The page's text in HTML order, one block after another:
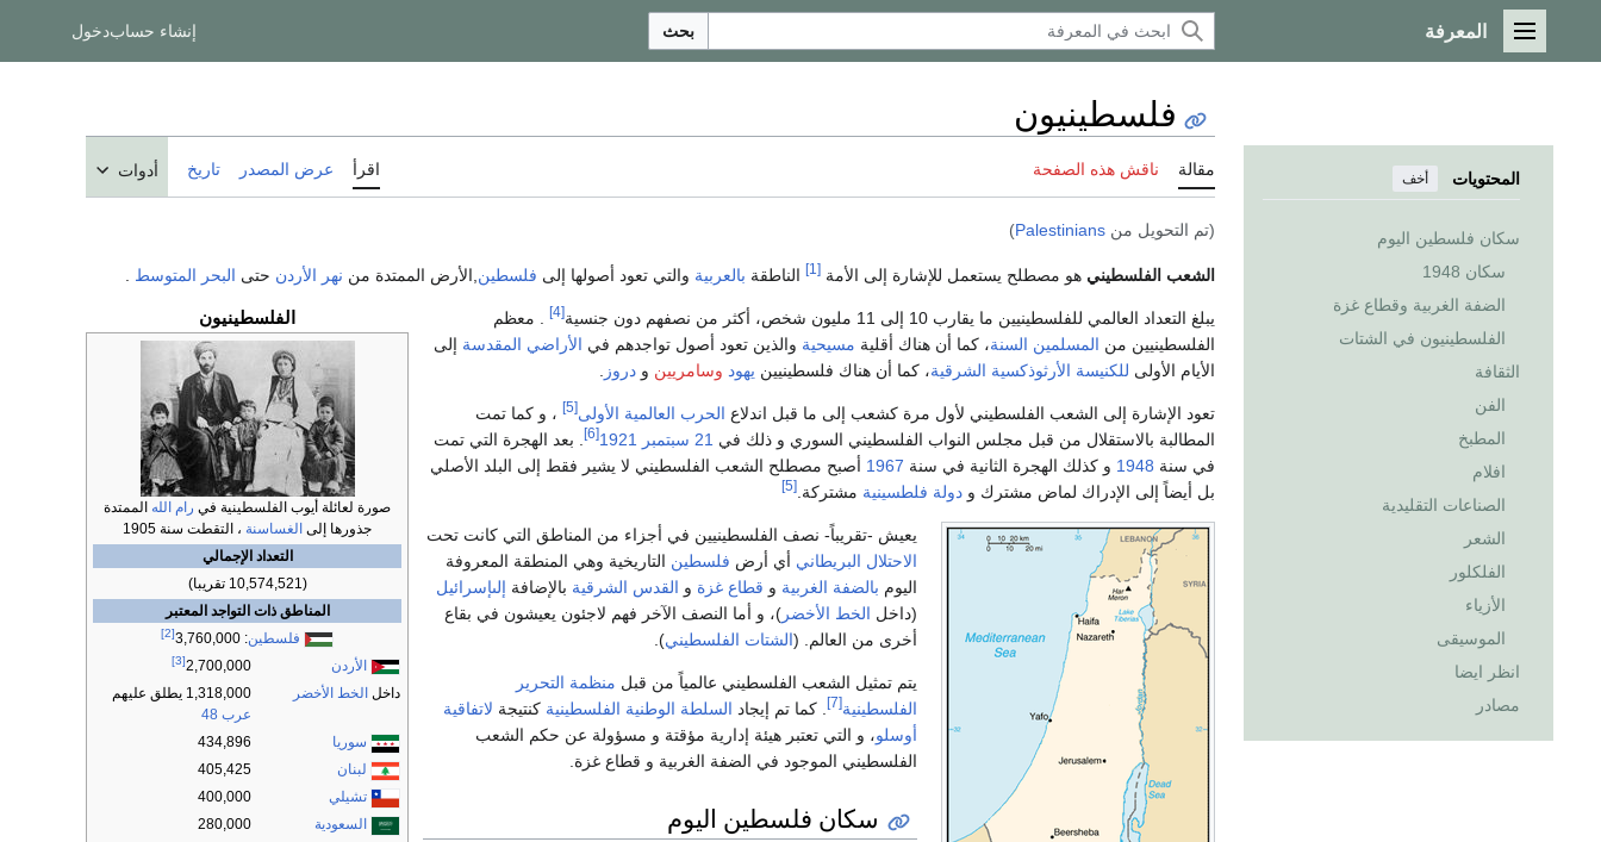
القائمة الرئيسية
المعرفة بحث إنشاء حسابدخول
المحتويات أخف
سكان فلسطين اليوم
سكان 1948
الضفة الغربية وقطاع غزة
الفلسطينيون في الشتات
الثقافة
الفن
المطبخ
افلام
الصناعات التقليدية
الشعر
الفلكلور
الأزياء
الموسيقى
انظر ايضا
مصادر
فلسطينيون
مقالة ناقش هذه الصفحة اقرأ عرض المصدر تاريخ أدوات
(تم التحويل من Palestinians
)
الشعب الفلسطيني هو مصطلح يستعمل للإشارة إلى الأمة [1] الناطقة بالعربية والتي تعود أصولها إلى فلسطين ,الأرض الممتدة من نهر الأردن حتى البحر المتوسط
الفلسطينيون
صورة لعائلة أيوب الفلسطينية في رام الله الممتدة
جذورها إلى الغساسنة ، التقطت سنة 1905
التعداد الإجمالي
(10,574,521 تقريبا)
المناطق ذات التواجد المعتبر
فلسطين: 3,760,000
[2]
الأردن 2,700,000
[3]
داخل الخط الأخضر
1,318,000 يطلق عليهم
عرب 48
سوريا
434,896
لبنان
405,425
تشيلي
400,000
السعودية
280,000
يبلغ التعداد العالمي للفلسطينيين ما يقارب 10 إلى 11 مليون شخص، أكثر من نصفهم دون جنسية [4]
. معظم
الفلسطينيين من المسلمين السنة، كما أن هناك أقلية مسيحية والذين تعود أصول تواجدهم في الأراضي المقدسة إلى
الأيام الأولى للكنيسة الأرثوذكسية الشرقية، كما أن هناك فلسطينيين يهود وسامريين و دروز
تعود الإشارة إلى الشعب الفلسطيني لأول مرة كشعب إلى ما قبل اندلاع الحرب العالمية الأولى[5]
، و كما تمت
المطالبة بالاستقلال من قبل مجلس النواب الفلسطيني السوري و ذلك في 21 سبتمبر 1921
[6]
. بعد الهجرة التي تمت
في سنة 1948 و كذلك الهجرة الثانية في سنة 1967 أصبح مصطلح الشعب الفلسطيني لا يشير فقط إلى البلد الأصلي
بل أيضاً إلى الإدراك لماض مشترك و دولة فلطسينية مشتركة. [5]
يعيش -تقريباً- نصف الفلسطينيين في أجزاء من المناطق التي كانت تحت
الاحتلال البريطاني أي أرض فلسطين التاريخية وهي المنطقة المعروفة
اليوم بالضفة الغربية و قطاع غزة و القدس الشرقية بالإضافة إلىإسرائيل
(داخل الخط الأخضر )، و أما النصف الآخر فهم لاجئون يعيشون في بقاع
أخرى من العالم. (الشتات الفلسطيني).
يتم تمثيل الشعب الفلسطيني عالمياً من قبل منظمة التحرير
الفلسطينية[7] . كما تم إيجاد السلطة الوطنية الفلسطينية كنتيجة لاتفاقية
أوسلو، و التي تعتبر هيئة إدارية مؤقتة و مسؤولة عن حكم الشعب
الفلسطيني الموجود في الضفة الغربية و قطاع غزة.
سكان فلسطين اليوم